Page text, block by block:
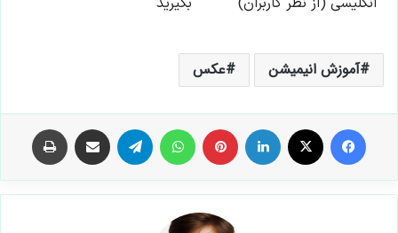
آموزش انیمیشن عکس
فیس بوک لینکدین ‫پین‌ترست تلگرام اشتراک گذاری از طریق ایمیل